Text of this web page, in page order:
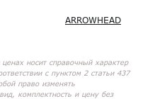
ARROWHEAD
носит справочный характер
с пунктом 2 статьи 437
право изменять
комплектность и цену без